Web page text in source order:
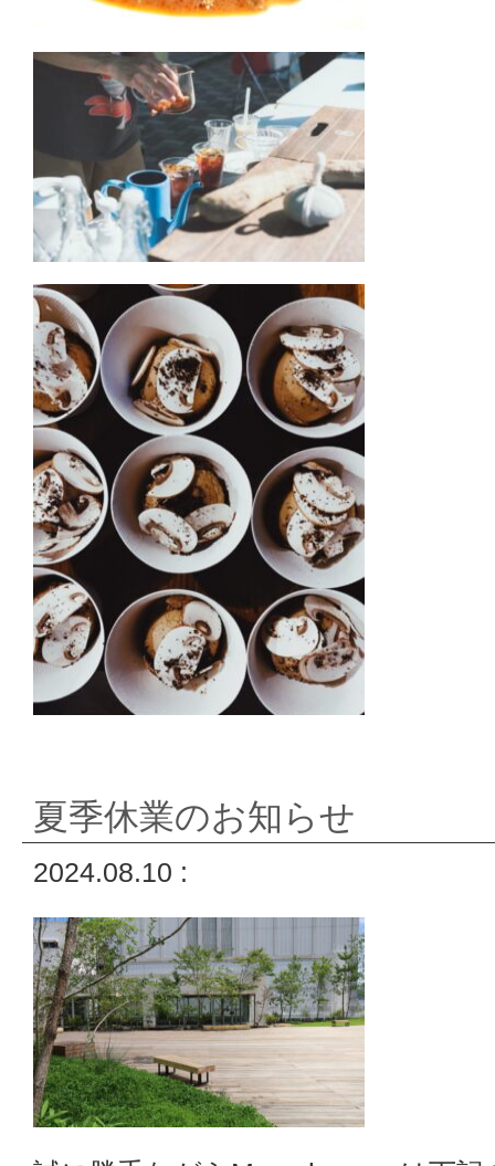
夏季休業のお知らせ
2024.08.10 :